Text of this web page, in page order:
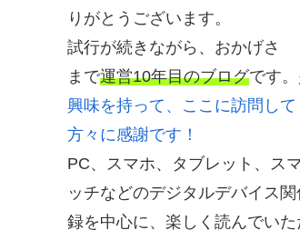
りがとうございます。
試行が続きながら、おかげさ
まで運営10年目のブログです。
興味を持って、ここに訪問して
方々に感謝です！
PC、スマホ、タブレット、ス
ッチなどのデジタルデバイス
録を中心に、楽しく読んでい